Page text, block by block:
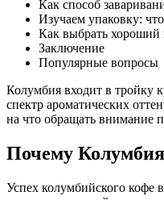
Как способ
Изучаем упаковку:
Как выбрать хороший
Заключение
Популярные вопросы
Колумбия входит в тройку
спектр ароматических
на что обращать внимание
Почему
Успех колумбийского кофе